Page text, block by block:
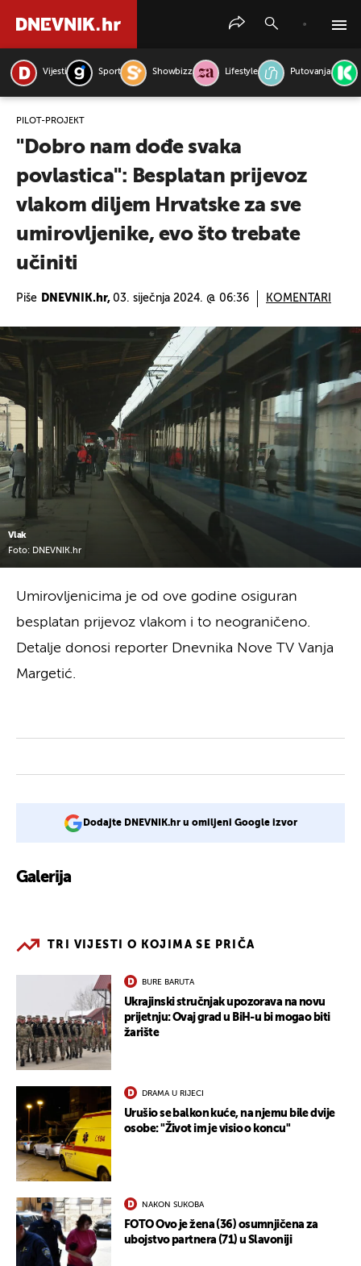
Vijesti Sport Showbizz Lifestyle Putovanja
PILOT-PROJEKT
"Dobro nam dođe svaka
povlastica": Besplatan prijevoz
vlakom diljem Hrvatske za sve
umirovljenike, evo što trebate
učiniti
Piše DNEVNIK.hr, 03. siječnja 2024. @ 06:36 KOMENTARI
Vlak
Foto: DNEVNIK.hr
Umirovljenicima je od ove godine osiguran
besplatan prijevoz vlakom i to neograničeno.
Detalje donosi reporter Dnevnika Nove TV Vanja
Margetić.
Dodajte DNEVNIK.hr u omiljeni Google izvor
Galerija
TRI VIJESTI O KOJIMA SE PRIČA
BURE BARUTA
Ukrajinski stručnjak upozorava na novu
prijetnju: Ovaj grad u BiH-u bi mogao biti
žarište
DRAMA U RIJECI
Urušio se balkon kuće, na njemu bile dvije
osobe: "Život im je visio o koncu"
NAKON SUKOBA
FOTO Ovo je žena (36) osumnjičena za
ubojstvo partnera (71) u Slavoniji
PRETRAŽITE VIJESTI